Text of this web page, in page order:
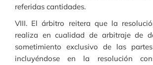
referidas cantidades.
VIII. El árbitro reitera que la
realiza en cualidad de arbitraje de
sometimiento exclusivo de las
incluyéndose en la resolución